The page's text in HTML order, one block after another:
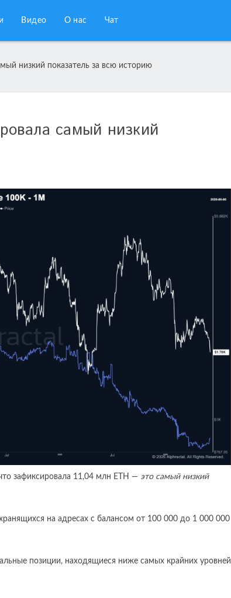
Видео О нас Чат
низкий показатель за всю историю
самый низкий
зафиксировала 11,04 млн ETH — это самый низкий
на адресах с балансом от 100 000 до 1 000 000
позиции, находящиеся ниже самых крайних уровней